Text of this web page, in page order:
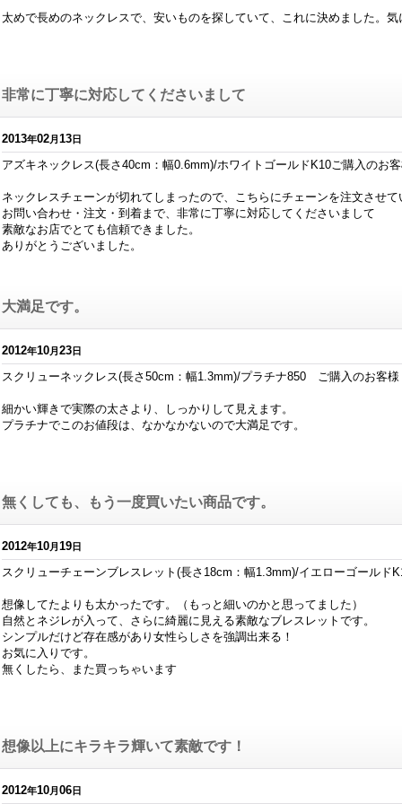
太めで長めのネックレスで、安いものを探していて、これに決めました。
非常に丁寧に対応してくださいまして
2013年02月13日
アズキネックレス(長さ40cm：幅0.6mm)/ホワイトゴールドK10ご購入のお
ネックレスチェーンが切れてしまったので、こちらにチェーンを注文させ
お問い合わせ・注文・到着まで、非常に丁寧に対応してくださいまして
素敵なお店でとても信頼できました。
ありがとうございました。
大満足です。
2012年10月23日
スクリューネックレス(長さ50cm：幅1.3mm)/プラチナ850 ご購入のお客様
細かい輝きで実際の太さより、しっかりして見えます。
プラチナでこのお値段は、なかなかないので大満足です。
無くしても、もう一度買いたい商品です。
2012年10月19日
スクリューチェーンブレスレット(長さ18cm：幅1.3mm)/イエローゴールド
想像してたよりも太かったです。（もっと細いのかと思ってました）
自然とネジレが入って、さらに綺麗に見える素敵なブレスレットです。
シンプルだけど存在感があり女性らしさを強調出来る！
お気に入りです。
無くしたら、また買っちゃいます
想像以上にキラキラ輝いて素敵です！
2012年10月06日